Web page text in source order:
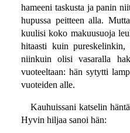
hameeni taskusta ja panin
hupussa peitteen alla.
kuulisi koko makuusuoja
hitaasti kuin
niinkuin olisi vasaralla
vuoteeltaan: hän sytytti
vuoteiden alle.
Kauhuissani katselin
Hyvin hiljaa sanoi hän: